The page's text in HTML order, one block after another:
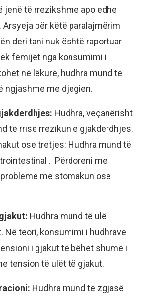
jenë të rrezikshme apo edhe
për këtë paralajmërim
deri tani nuk është raportuar
fëmijët nga konsumimi i
në lëkurë, hudhra mund të
ngjashme me djegien.
Hudhra, veçanërisht
të rrisë rrezikun e gjakderdhjes.
ose tretjes: Hudhra mund të
. Përdoreni me
me stomakun ose
Hudhra mund të ulë
Në teori, konsumimi i hudhrave
i gjakut të bëhet shumë i
tension të ulët të gjakut.
Hudhra mund të zgjasë